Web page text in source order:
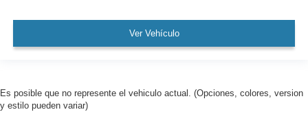
Ver Vehículo
Es posible que no represente el vehiculo actual. (Opciones, colores, version
y estilo pueden variar)